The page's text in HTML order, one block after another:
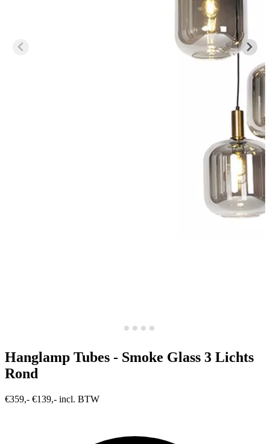
Hanglamp Tubes - Smoke Glass 3 Lichts
Rond
€359,- €139,- incl. BTW